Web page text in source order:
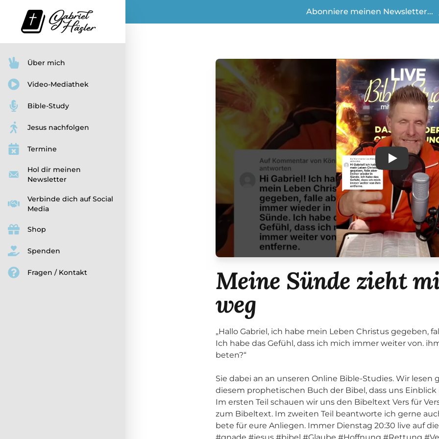
Abonniere meinen Newsletter...
Play
Video
Meine Sünde zieht
weg
„Hallo Gabriel, ich habe mein Leben Christus gegeben,
Ich habe das Gefühl, dass ich mich immer weiter von.
beten?“
Sie dabei an an unseren Online Bible-Studies. Wir
diesem prophetischen Buch der Bibel, dass uns
Im ersten Teil schauen wir uns den Bibeltext Vers für
zum Bibeltext. Im zweiten Teil beantworte ich gerne
bete für eure Anliegen. Immer Dienstag 20:30 live auf
Über mich
Video-Mediathek
Bible-Study
Jesus nachfolgen
Termine
Hol dir meinen
Newsletter
Verbinde dich auf Social
Media
Shop
Spenden
Fragen / Kontakt